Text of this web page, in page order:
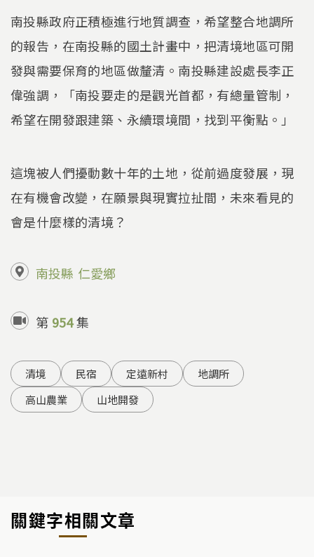
南投縣政府正積極進行地質調查，希望整合地調所
的報告，在南投縣的國土計畫中，把清境地區可開
發與需要保育的地區做釐清。南投縣建設處長李正
偉強調，「南投要走的是觀光首都，有總量管制，
希望在開發跟建築、永續環境間，找到平衡點。」
這塊被人們擾動數十年的土地，從前過度發展，現
在有機會改變，在願景與現實拉扯間，未來看見的
會是什麼樣的清境？
南投縣 仁愛鄉
第 954集
清境 民宿 定遠新村
地調所
高山農業
山地開發
關鍵字相關文章